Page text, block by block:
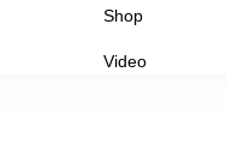
Shop
Video